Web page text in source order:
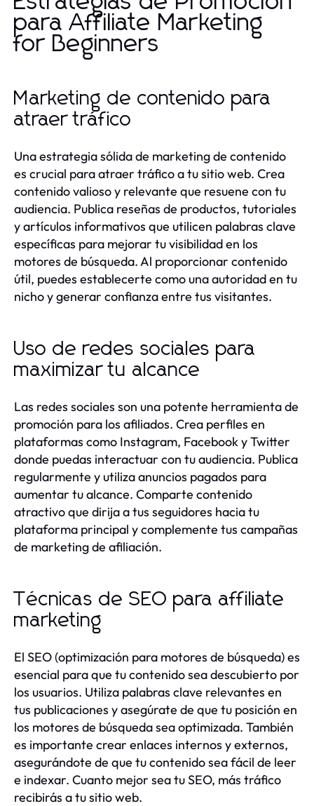
para Affiliate Marketing
for Beginners
Marketing de contenido para
atraer tráfico
Una estrategia sólida de marketing de contenido
es crucial para atraer tráfico a tu sitio web. Crea
contenido valioso y relevante que resuene con tu
audiencia. Publica reseñas de productos, tutoriales
y artículos informativos que utilicen palabras clave
específicas para mejorar tu visibilidad en los
motores de búsqueda. Al proporcionar contenido
útil, puedes establecerte como una autoridad en tu
nicho y generar confianza entre tus visitantes.
Uso de redes sociales para
maximizar tu alcance
Las redes sociales son una potente herramienta de
promoción para los afiliados. Crea perfiles en
plataformas como Instagram, Facebook y Twitter
donde puedas interactuar con tu audiencia. Publica
regularmente y utiliza anuncios pagados para
aumentar tu alcance. Comparte contenido
atractivo que dirija a tus seguidores hacia tu
plataforma principal y complemente tus campañas
de marketing de afiliación.
Técnicas de SEO para affiliate
marketing
El SEO (optimización para motores de búsqueda) es
esencial para que tu contenido sea descubierto por
los usuarios. Utiliza palabras clave relevantes en
tus publicaciones y asegúrate de que tu posición en
los motores de búsqueda sea optimizada. También
es importante crear enlaces internos y externos,
asegurándote de que tu contenido sea fácil de leer
e indexar. Cuanto mejor sea tu SEO, más tráfico
recibirás a tu sitio web.